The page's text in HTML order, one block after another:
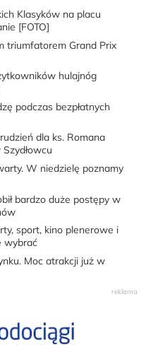
Klasyków na placu
[FOTO]
triumfatorem Grand Prix
hulajnóg
podczas bezpłatnych
dla ks. Romana
W niedzielę poznamy
bardzo duże postępy w
sport, kino plenerowe i
wybrać
Moc atrakcji już w